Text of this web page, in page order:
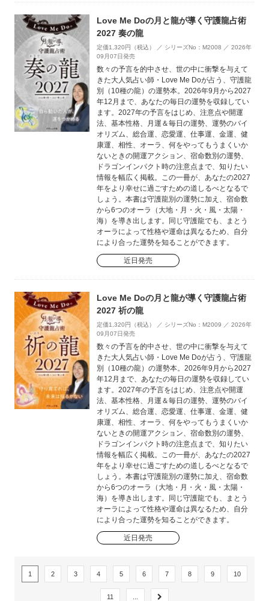
Love Me Doの月と龍が導く守護龍占術
2027 奏の龍
定価1,320円（税込） ／ シリーズNo：M2008 ／ 2026年
09月07日発売
数々の予言を的中させ、世の中に衝撃を与えて
きた大人気占い師・Love Me Doが占う、守護龍
別（10種の龍）の運勢本。2026年9月から2027
年12月まで、あなたの毎日の運勢を収録してい
ます。2027年の予言をはじめ、注意点や開運
法、基本性格、月運＆毎日の運勢、運勢のバイ
オリズム、総合運、恋愛運、仕事運、金運、健
康運、相性、オーラ、何をやってもうまくいか
ないときの開運アクション、宿命数別の運勢、
ドラゴンインパクト時の注意点まで、知りたい
情報を幅広く掲載。この一冊が、あなたの2027
年をより幸せに過ごすための道しるべとなるで
しょう。本書は守護龍別の運勢に加え、宿命数
から6つのオーラ（大地・月・火・風・太陽・
海）を導き出します。同じ守護龍でも、まとう
オーラによって性格や運命は異なるため、自分
により合った運勢を知ることができます。
近日発売
Love Me Doの月と龍が導く守護龍占術
2027 祈の龍
定価1,320円（税込） ／ シリーズNo：M2009 ／ 2026年
09月07日発売
数々の予言を的中させ、世の中に衝撃を与えて
きた大人気占い師・Love Me Doが占う、守護龍
別（10種の龍）の運勢本。2026年9月から2027
年12月まで、あなたの毎日の運勢を収録してい
ます。2027年の予言をはじめ、注意点や開運
法、基本性格、月運＆毎日の運勢、運勢のバイ
オリズム、総合運、恋愛運、仕事運、金運、健
康運、相性、オーラ、何をやってもうまくいか
ないときの開運アクション、宿命数別の運勢、
ドラゴンインパクト時の注意点まで、知りたい
情報を幅広く掲載。この一冊が、あなたの2027
年をより幸せに過ごすための道しるべとなるで
しょう。本書は守護龍別の運勢に加え、宿命数
から6つのオーラ（大地・月・火・風・太陽・
海）を導き出します。同じ守護龍でも、まとう
オーラによって性格や運命は異なるため、自分
により合った運勢を知ることができます。
近日発売
1 2 3 4 5 6 7 8 9 10
11